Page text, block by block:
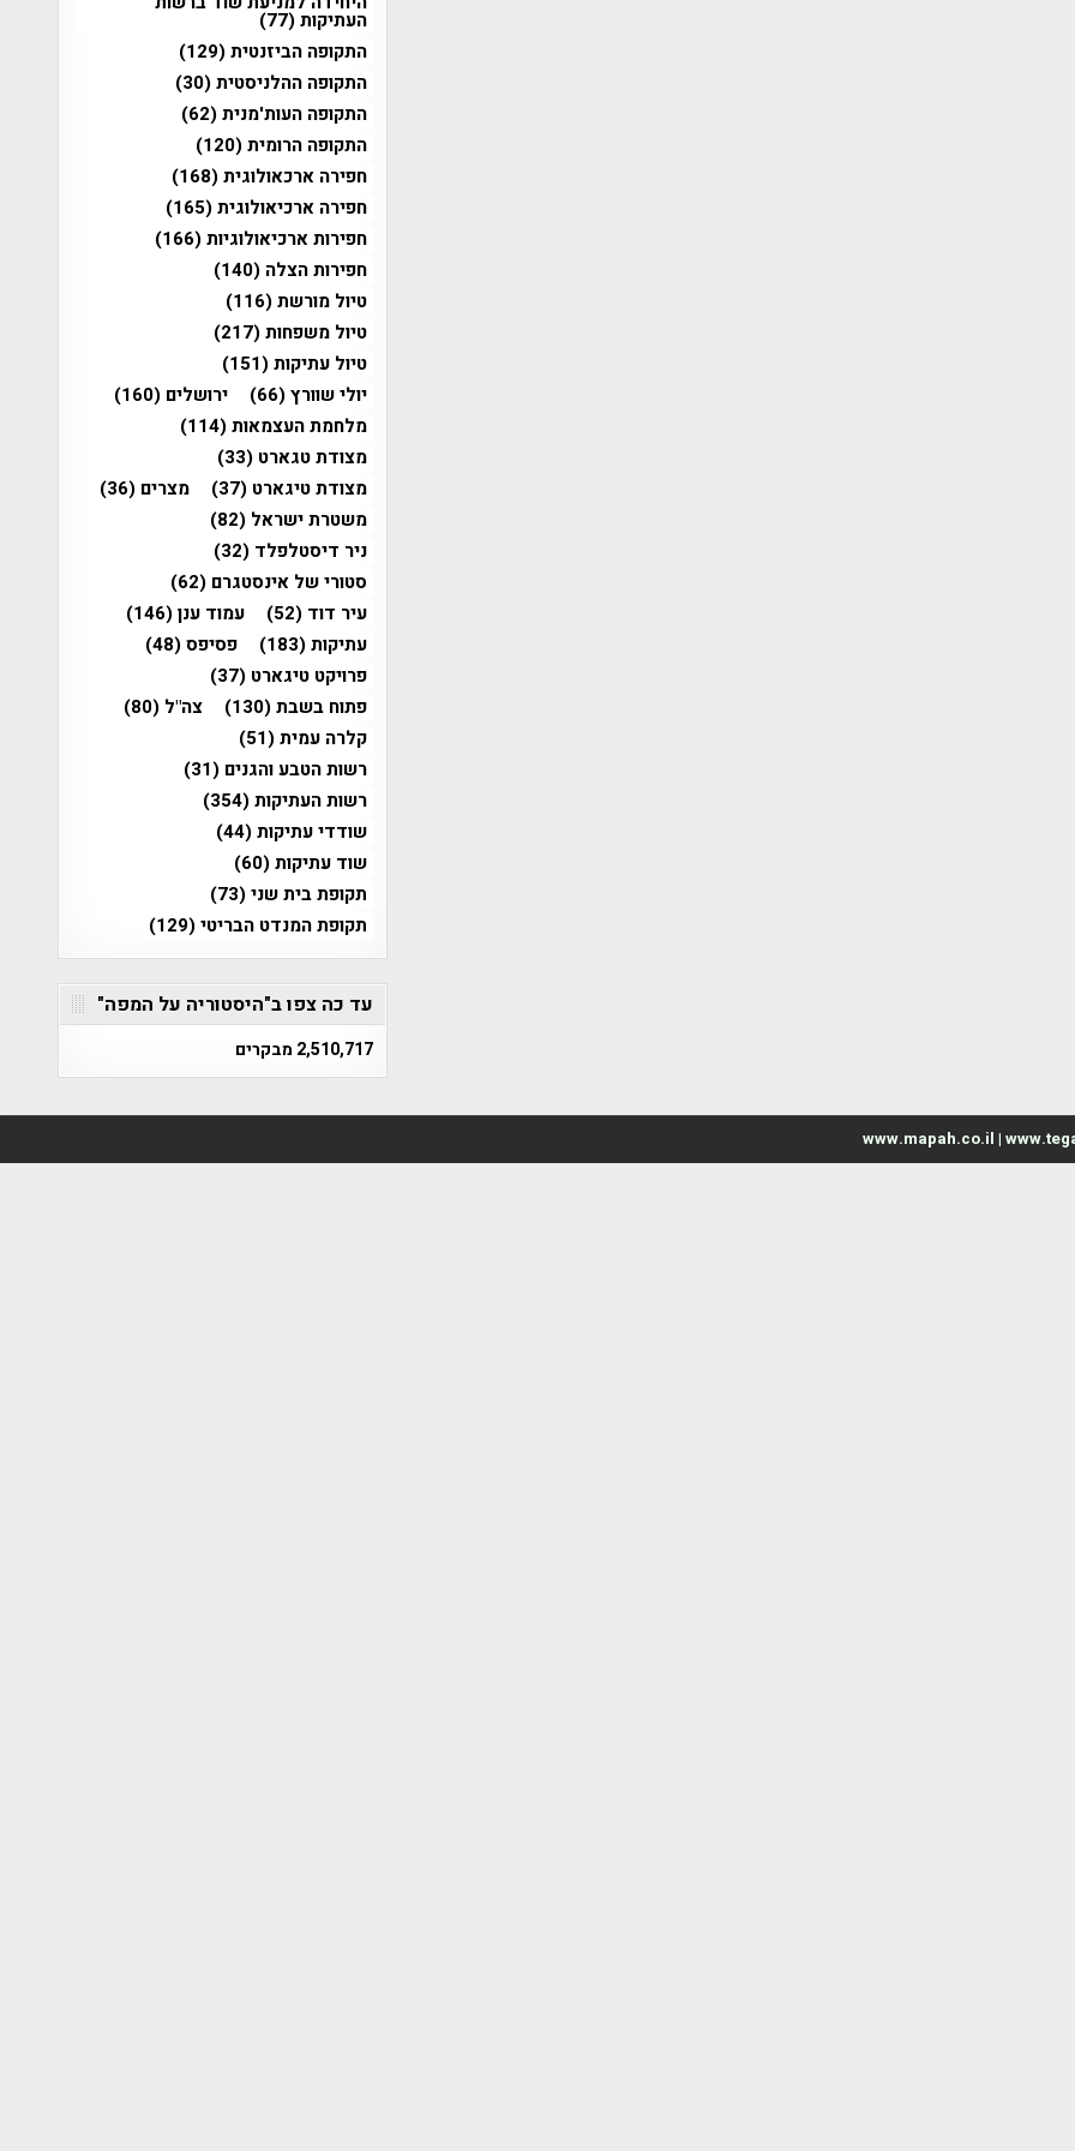
העתיקות(77)
התקופה הביזנטית(129)
התקופה ההלניסטית(30)
התקופה העות'מנית(62)
התקופה הרומית(120)
חפירה ארכאולוגית(168)
חפירה ארכיאולוגית(165)
חפירות ארכיאולוגיות(166)
חפירות הצלה (140)
טיול מורשת(116)
טיול משפחות(217)
טיול עתיקות(151)
יולי שוורץ(66) ירושלים (160)
מלחמת העצמאות(114)
מצודת טגארט (33)
מצודת טיגארט (37) מצרים (36)
משטרת ישראל (82)
ניר דיסטלפלד (32)
סטורי של אינסטגרם (62)
עיר דוד (52) עמוד ענן(146)
עתיקות(183) פסיפס(48)
פרויקט טיגארט (37)
פתוח בשבת(130) צה"ל (80)
קלרה עמית(51)
רשות הטבע והגנים (31)
רשות העתיקות(354)
שודדי עתיקות(44)
שוד עתיקות(60)
תקופת בית שני(73)
תקופת המנדט הבריטי(129)
עד כה צפו ב"היסטוריה על המפה"
2,510,717 מבקרים